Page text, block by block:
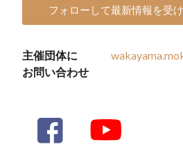
フォローして最新情報を受
主催団体に
お問い合わせ